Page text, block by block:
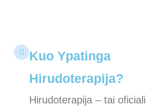
Kuo Ypatinga
Hirudoterapija?
Hirudoterapija – tai